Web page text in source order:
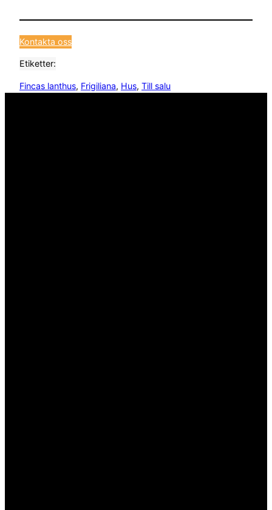
Kontakta oss
Etiketter:
Fincas lanthus, Frigiliana, Hus, Till salu